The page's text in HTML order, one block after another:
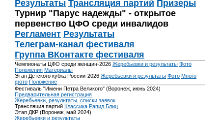
Результаты Трансляция партий Призеры
Турнир "Парус надежды" - открытое
первенство ЦФО среди инвалидов
Регламент Результаты
Телеграм-канал фестиваля
Группа ВКонтакте фестиваля
Чемпионаты ЦФО среди женщин-2026 Жеребьевки и результаты Фото
Положения Материалы
Этап Детского кубка России-2026 Жеребьевки и результаты Фото Много
фото Положение
Фестиваль "Имени Петра Великого" (Воронеж, июнь 2024)
Предварительная регистрация
Жеребьевки, результаты, списки заявок
Трансляция партий Классика Рапид Блиц
Этап ДКР (Воронеж, май 2024)
Жеребьевки и результаты